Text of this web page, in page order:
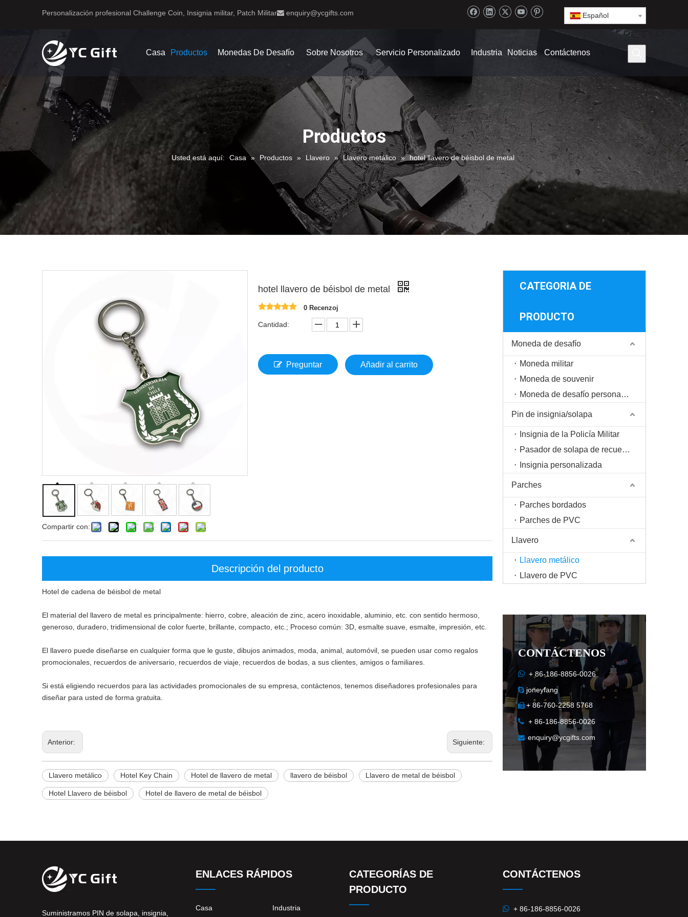
Personalización profesional Challenge Coin, Insignia militar, Patch Militar enquiry@ycgifts.com Español
Casa Productos Monedas De Desafío Sobre Nosotros Servicio Personalizado Industria Noticias Contáctenos
Productos
Usted está aquí: Casa » Productos » Llavero » Llavero metálico » hotel llavero de béisbol de metal
Compartir con:
hotel llavero de béisbol de metal
0 Recenzoj
Cantidad:
Preguntar Añadir al carrito
Descripción del producto
Hotel de cadena de béisbol de metal
El material del llavero de metal es principalmente: hierro, cobre, aleación de zinc, acero inoxidable, aluminio, etc. con sentido hermoso,
generoso, duradero, tridimensional de color fuerte, brillante, compacto, etc.; Proceso común: 3D, esmalte suave, esmalte, impresión, etc.
El llavero puede diseñarse en cualquier forma que le guste, dibujos animados, moda, animal, automóvil, se pueden usar como regalos
promocionales, recuerdos de aniversario, recuerdos de viaje, recuerdos de bodas, a sus clientes, amigos o familiares.
Si está eligiendo recuerdos para las actividades promocionales de su empresa, contáctenos, tenemos diseñadores profesionales para
diseñar para usted de forma gratuita.
Anterior: Siguiente:
Llavero metálico Hotel Key Chain Hotel de llavero de metal llavero de béisbol Llavero de metal de béisbol
Hotel Llavero de béisbol Hotel de llavero de metal de béisbol
CATEGORIA DE
PRODUCTO
Moneda de desafío
Moneda militar
Moneda de souvenir
Moneda de desafío personalizada
Pin de insignia/solapa
Insignia de la Policía Militar
Pasador de solapa de recuerdo
Insignia personalizada
Parches
Parches bordados
Parches de PVC
Llavero
Llavero metálico
Llavero de PVC
CONTÁCTENOS
 + 86-186-8856-0026
 joneyfang
 + 86-760-2258 5768
 + 86-186-8856-0026
 enquiry@ycgifts.com
Suministramos PIN de solapa, insignia,
ENLACES RÁPIDOS
Casa Industria
CATEGORÍAS DE
PRODUCTO
CONTÁCTENOS
 + 86-186-8856-0026